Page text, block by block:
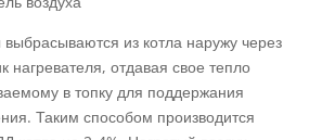
из котла наружу через
нагревателя, отдавая свое тепло
в топку для поддержания
Таким способом производится